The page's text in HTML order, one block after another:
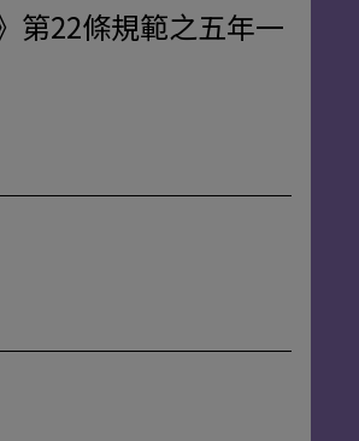
第22條規範之五年一